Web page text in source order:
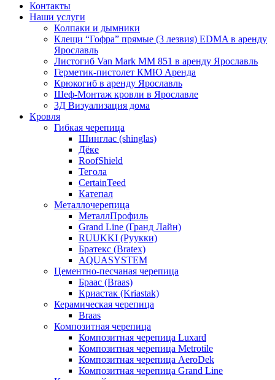
Контакты
Наши услуги
Колпаки и дымники
Клещи “Гофра” прямые (3 лезвия) EDMA в аренду
Ярославль
Листогиб Van Mark MM 851 в аренду Ярославль
Герметик-пистолет КМЮ Аренда
Крюкогиб в аренду Ярославль
Шеф-Монтаж кровли в Ярославле
3Д Визуализация дома
Кровля
Гибкая черепица
Шинглас (shinglas)
Дёке
RoofShield
Тегола
CertainTeed
Катепал
Металлочерепица
МеталлПрофиль
Grand Line (Гранд Лайн)
RUUKKI (Руукки)
Братекс (Bratex)
AQUASYSTEM
Цементно-песчаная черепица
Браас (Braas)
Криастак (Kriastak)
Керамическая черепица
Braas
Композитная черепица
Композитная черепица Luxard
Композитная черепица Metrotile
Композитная черепица AeroDek
Композитная черепица Grand Line